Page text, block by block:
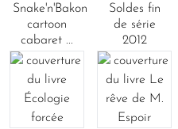
Snake'n'Bakon
cartoon
cabaret ...
Soldes fin
de série
2012